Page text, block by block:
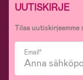
UUTISKIRJE
Tilaa uutiskirjeemme
Email*